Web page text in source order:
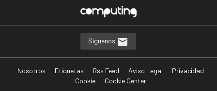
Síguenos
Nosotros Etiquetas Rss Feed Aviso Legal
Privacidad
Cookie
Cookie Center